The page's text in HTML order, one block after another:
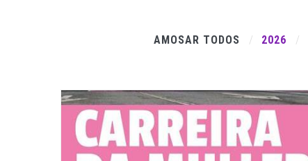
AMOSAR TODOS 2026